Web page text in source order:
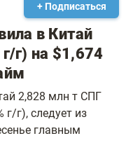
+ Подписаться
в Китай
г) на $1,674
2,828 млн т СПГ
г/г), следует из
главным